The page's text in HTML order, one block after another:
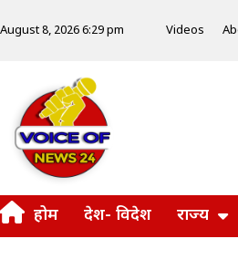
August 8, 2026 6:29 pm Videos
होम देश- विदेश राज्य